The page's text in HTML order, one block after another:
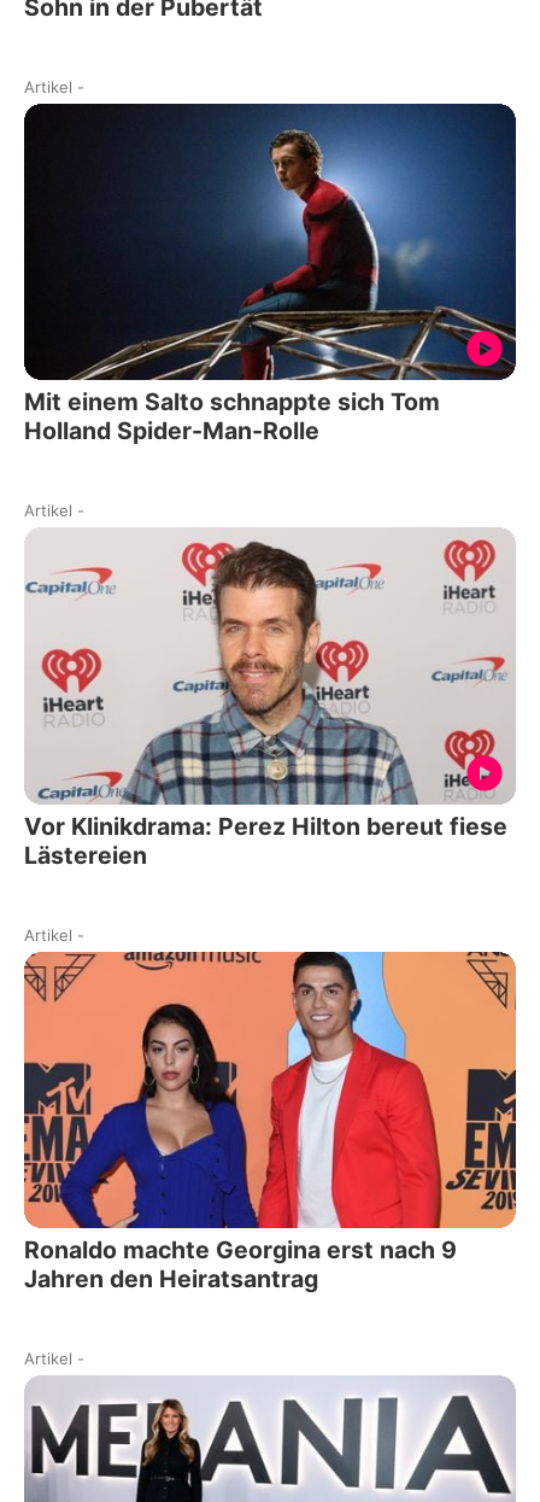
Sohn in der Pubertät
Artikel -
Mit einem Salto schnappte sich Tom
Holland Spider-Man-Rolle
Artikel -
Vor Klinikdrama: Perez Hilton bereut fiese
Lästereien
Artikel -
Ronaldo machte Georgina erst nach 9
Jahren den Heiratsantrag
Artikel -